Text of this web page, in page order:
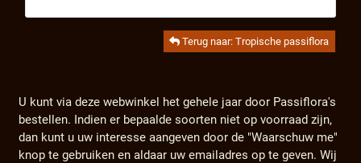
Terug naar: Tropische passiflora
U kunt via deze webwinkel het gehele jaar door Passiflora's
bestellen. Indien er bepaalde soorten niet op voorraad zijn,
dan kunt u uw interesse aangeven door de "Waarschuw me"
knop te gebruiken en aldaar uw emailadres op te geven. Wij